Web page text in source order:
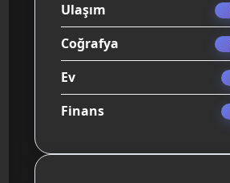
Ulaşım
Coğrafya
Ev
Finans